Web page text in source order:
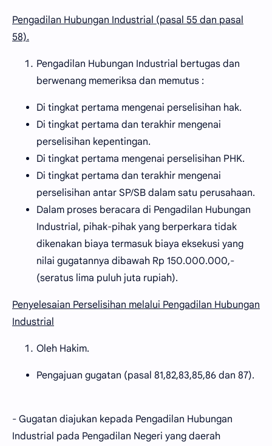
Pengadilan Hubungan Industrial (pasal 55 dan pasal
58).
Pengadilan Hubungan Industrial bertugas dan
berwenang memeriksa dan memutus :
Di tingkat pertama mengenai perselisihan hak.
Di tingkat pertama dan terakhir mengenai
perselisihan kepentingan.
Di tingkat pertama mengenai perselisihan PHK.
Di tingkat pertama dan terakhir mengenai
perselisihan antar SP/SB dalam satu perusahaan.
Dalam proses beracara di Pengadilan Hubungan
Industrial, pihak-pihak yang berperkara tidak
dikenakan biaya termasuk biaya eksekusi yang
nilai gugatannya dibawah Rp 150.000.000,-
(seratus lima puluh juta rupiah).
Penyelesaian Perselisihan melalui Pengadilan Hubungan
Industrial
Oleh Hakim.
Pengajuan gugatan (pasal 81,82,83,85,86 dan 87).
- Gugatan diajukan kepada Pengadilan Hubungan
Industrial pada Pengadilan Negeri yang daerah